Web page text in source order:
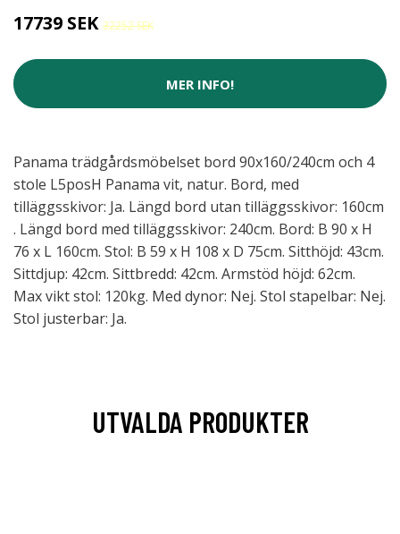
17739 SEK 32252 SEK
MER INFO!
Panama trädgårdsmöbelset bord 90x160/240cm och 4
stole L5posH Panama vit, natur. Bord, med
tilläggsskivor: Ja. Längd bord utan tilläggsskivor: 160cm
. Längd bord med tilläggsskivor: 240cm. Bord: B 90 x H
76 x L 160cm. Stol: B 59 x H 108 x D 75cm. Sitthöjd: 43cm.
Sittdjup: 42cm. Sittbredd: 42cm. Armstöd höjd: 62cm.
Max vikt stol: 120kg. Med dynor: Nej. Stol stapelbar: Nej.
Stol justerbar: Ja.
UTVALDA PRODUKTER